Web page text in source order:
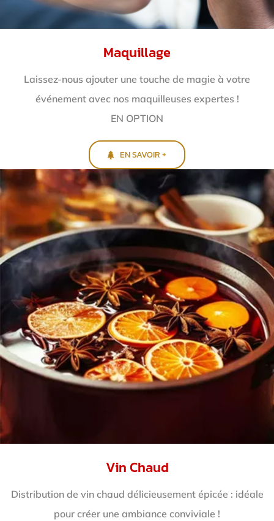
Maquillage
Laissez-nous ajouter une touche de magie à votre
événement avec nos maquilleuses expertes !
EN OPTION
EN SAVOIR +
Vin Chaud
Distribution de vin chaud délicieusement épicée : idéale
pour créer une ambiance conviviale !